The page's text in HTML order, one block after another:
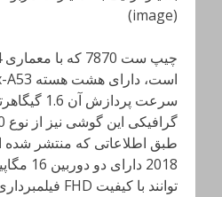
(image)
سرعت
2018
توانند با کیفیت FHD فیلمبرداری کنند.